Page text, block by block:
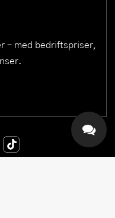
– med bedriftspriser,